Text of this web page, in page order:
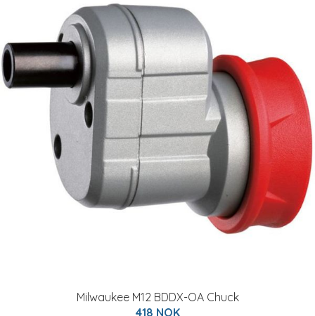
Milwaukee M12 BDDX-OA Chuck
418 NOK